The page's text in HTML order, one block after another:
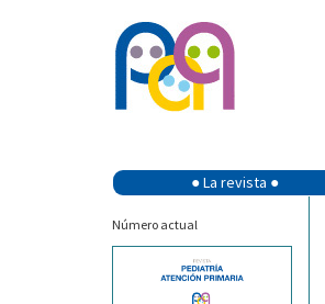
● La revista ●
Número actual